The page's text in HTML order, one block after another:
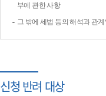
부에 관한 사항
그 밖에 세법 등의 해석과 관
신청 반려 대상